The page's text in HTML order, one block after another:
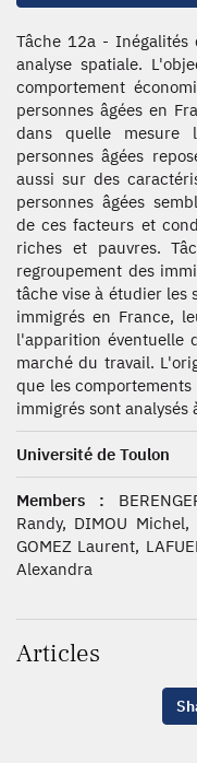
Tâche 12a - Inégalités
analyse spatiale.
comportement
personnes âgées en
dans quelle mesure
personnes âgées
aussi sur des
personnes âgées
de ces facteurs et
riches et pauvres.
regroupement des
tâche vise à étudier les
immigrés en France,
l'apparition éventuelle
marché du travail.
que les
immigrés sont analysés
Université de Toulon
Members :
Randy, DIMOU Michel,
GOMEZ Laurent,
Alexandra
Articles